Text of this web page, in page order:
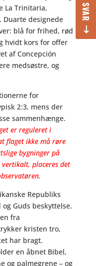
La Trinitaria,
Duarte designede
blå for frihed, rød
hvidt kors for offer
af Concepción
medsøstre, og
for
2:3, mens der
sammenhænge.
er reguleret i
flaget ikke må røre
bygninger på
placeres det
Republiks
Guds beskyttelse.
fra
kristen tro,
har bragt.
en åbnet Bibel,
og palmegrene – og